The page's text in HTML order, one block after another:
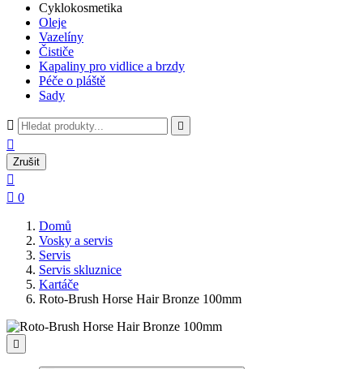
Cyklokosmetika
Oleje
Vazelíny
Čističe
Kapaliny pro vidlice a brzdy
Péče o pláště
Sady
 

Zrušit

 0
Domů
Vosky a servis
Servis
Servis skluznice
Kartáče
Roto-Brush Horse Hair Bronze 100mm
